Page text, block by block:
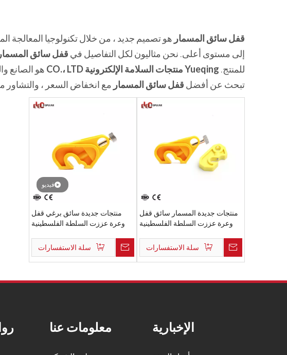
قفل سائق المسمار هو تصميم جديد ، من خلال تكنولوجيا المعالجة
إلى مستوى أعلى. نحن مثاليون لكل التفاصيل في قفل سائق المسمار
للمنتج. Yueqing منتجات السلامة الإلكترونية CO.، LTD هو الصانع
تبحث عن أفضل قفل سائق المسمار مع انخفاض السعر ، والتشاور
منتجات جديدة المسمار سائق قفل
وعرة عززت السلطة الفلسطينية
سلة الاستفسارات
فيديو
منتجات جديدة سائق برغي قفل
وعرة عززت السلطة الفلسطينية
سلة الاستفسارات
معلومات عنا الإخبارية